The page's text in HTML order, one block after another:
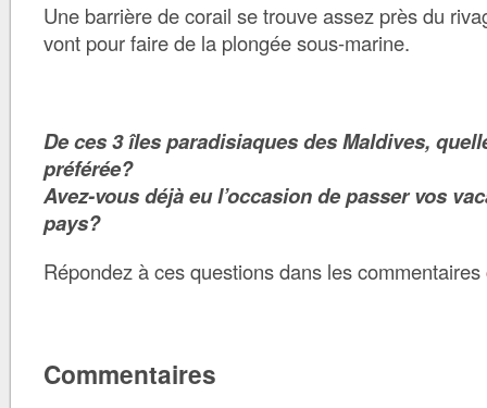
Une barrière de corail se trouve assez près du
vont pour faire de la plongée sous-marine.
De ces 3 îles paradisiaques des Maldives,
préférée?
Avez-vous déjà eu l’occasion de passer vos
pays?
Répondez à ces questions dans les
Commentaires